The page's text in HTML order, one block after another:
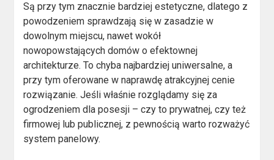
Są przy tym znacznie bardziej estetyczne, dlatego z
powodzeniem sprawdzają się w zasadzie w
dowolnym miejscu, nawet wokół
nowopowstających domów o efektownej
architekturze. To chyba najbardziej uniwersalne, a
przy tym oferowane w naprawdę atrakcyjnej cenie
rozwiązanie. Jeśli właśnie rozglądamy się za
ogrodzeniem dla posesji – czy to prywatnej, czy też
firmowej lub publicznej, z pewnością warto rozważyć
system panelowy.